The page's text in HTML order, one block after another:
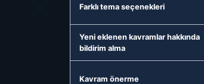
Farklı tema seçenekleri
Yeni eklenen kavramlar hakkında
bildirim alma
Kavram önerme